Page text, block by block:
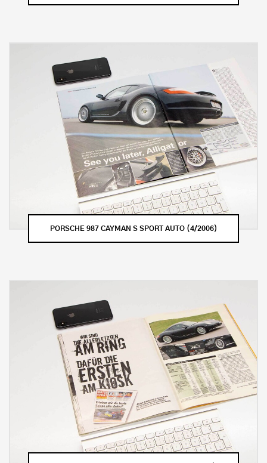
PORSCHE 987 CAYMAN S SPORT AUTO (4/2006)